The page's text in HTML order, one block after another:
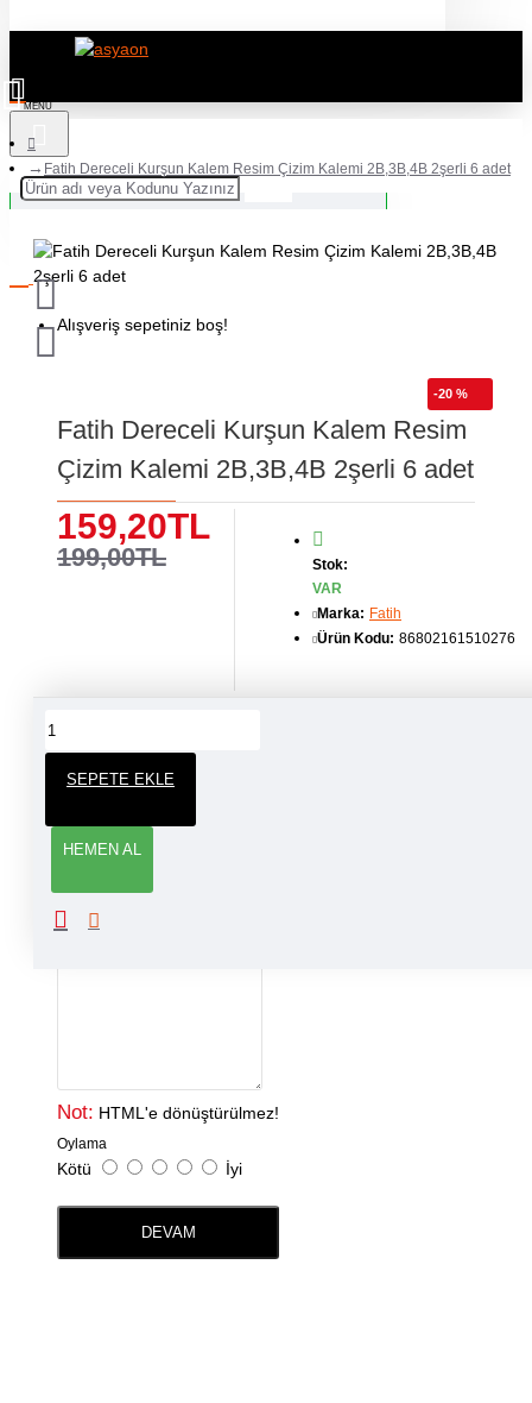
Alışveriş sepetiniz boş!
Fatih Dereceli Kurşun Kalem Resim Çizim Kalemi 2B,3B,4B 2şerli 6 adet
-20 %
Fatih Dereceli Kurşun Kalem Resim
Çizim Kalemi 2B,3B,4B 2şerli 6 adet
159,20TL
199,00TL
Stok:
VAR
Marka: Fatih
Ürün Kodu: 86802161510276
SEPETE EKLE
HEMEN AL
ÜRÜN YORUMLARI
Not: HTML'e dönüştürülmez!
Oylama
Kötü İyi
DEVAM